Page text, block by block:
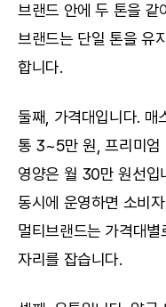
브랜드 안에 두 톤을 같
브랜드는 단일 톤을 유
합니다.
둘째, 가격대입니다. 매
통 3~5만 원, 프리미엄
영양은 월 30만 원선입
동시에 운영하면 소비
멀티브랜드는 가격대
자리를 잡습니다.